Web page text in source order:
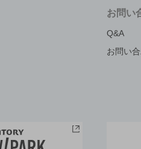
お問い
Q&A
お問い